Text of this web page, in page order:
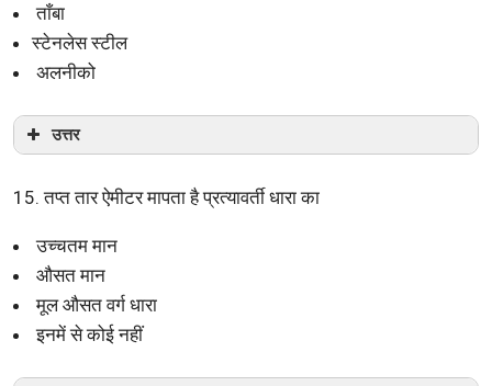
ताँबा
स्टेनलेस स्टील
अलनीको
उत्तर
15. तप्त तार ऐमीटर मापता है प्रत्यावर्ती धारा का
उच्चतम मान
औसत मान
मूल औसत वर्ग धारा
इनमें से कोई नहीं